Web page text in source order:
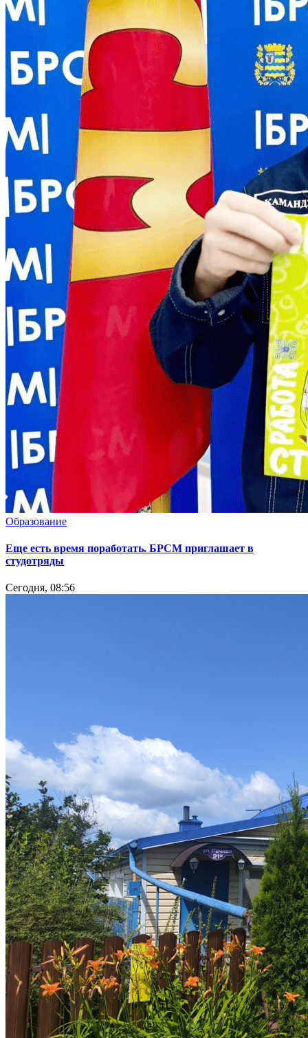
Образование
Еще есть время поработать. БРСМ приглашает в
студотряды
Сегодня, 08:56